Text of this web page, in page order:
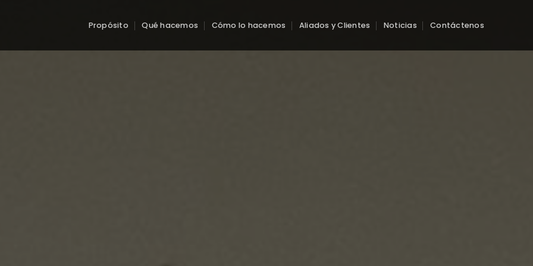
Propósito Qué hacemos Cómo lo hacemos Aliados y Clientes Noticias Contáctenos